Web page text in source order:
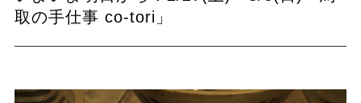
取の手仕事 co-tori」